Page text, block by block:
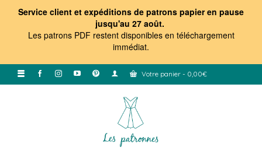
Service client et expéditions de patrons papier en pause
jusqu'au 27 août.
Les patrons PDF restent disponibles en téléchargement
immédiat.
Votre panier - 0,00€